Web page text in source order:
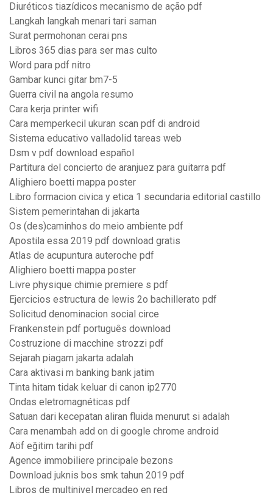
Diuréticos tiazídicos mecanismo de ação pdf
Langkah langkah menari tari saman
Surat permohonan cerai pns
Libros 365 dias para ser mas culto
Word para pdf nitro
Gambar kunci gitar bm7-5
Guerra civil na angola resumo
Cara kerja printer wifi
Cara memperkecil ukuran scan pdf di android
Sistema educativo valladolid tareas web
Dsm v pdf download español
Partitura del concierto de aranjuez para guitarra pdf
Alighiero boetti mappa poster
Libro formacion civica y etica 1 secundaria editorial castillo
Sistem pemerintahan di jakarta
Os (des)caminhos do meio ambiente pdf
Apostila essa 2019 pdf download gratis
Atlas de acupuntura auteroche pdf
Alighiero boetti mappa poster
Livre physique chimie premiere s pdf
Ejercicios estructura de lewis 2o bachillerato pdf
Solicitud denominacion social circe
Frankenstein pdf português download
Costruzione di macchine strozzi pdf
Sejarah piagam jakarta adalah
Cara aktivasi m banking bank jatim
Tinta hitam tidak keluar di canon ip2770
Ondas eletromagnéticas pdf
Satuan dari kecepatan aliran fluida menurut si adalah
Cara menambah add on di google chrome android
Aöf eğitim tarihi pdf
Agence immobiliere principale bezons
Download juknis bos smk tahun 2019 pdf
Libros de multinivel mercadeo en red